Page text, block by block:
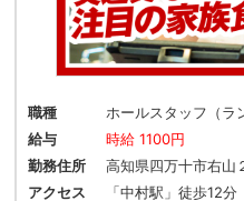
職種
ホールスタッフ（ラ
給与
時給 1100円
勤務住所
高知県四万十市右山
アクセス
「中村駅」徒歩12